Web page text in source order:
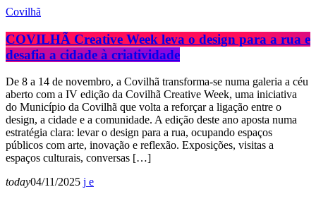
Covilhã
COVILHÃ Creative Week leva o design para a rua e
desafia a cidade à criatividade
De 8 a 14 de novembro, a Covilhã transforma-se numa galeria a céu
aberto com a IV edição da Covilhã Creative Week, uma iniciativa
do Município da Covilhã que volta a reforçar a ligação entre o
design, a cidade e a comunidade. A edição deste ano aposta numa
estratégia clara: levar o design para a rua, ocupando espaços
públicos com arte, inovação e reflexão. Exposições, visitas a
espaços culturais, conversas […]
today04/11/2025